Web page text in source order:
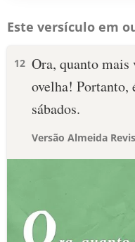
Este versículo em
12 Ora, quanto mais
ovelha! Portanto,
sábados.
Versão Almeida